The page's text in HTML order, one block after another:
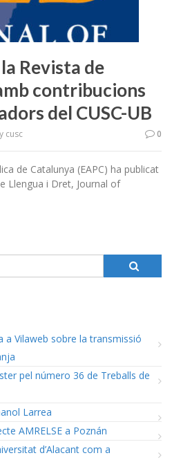
Revista de
contribucions
del CUSC-UB
cusc 0
de Catalunya (EAPC) ha publicat
Llengua i Dret, Journal of
a Vilaweb sobre la transmissió
pel número 36 de Treballs de
Larrea
AMRELSE a Poznán
d’Alacant com a